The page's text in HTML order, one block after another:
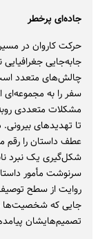
جاده‌ای پرخطر
حرکت کاروان در
جابه‌جایی
چالش‌های متعدد
سفر را به مجموعه‌ای
مشکلات متعددی
تا تهدیدهای
عطف داستان را رقم
شکل‌گیری یک نبرد
سرنوشت مأمور
روایت از سطح
جایی که شخصیت‌ها
تصمیم‌هایشان